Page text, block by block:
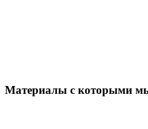
Материалы с которыми